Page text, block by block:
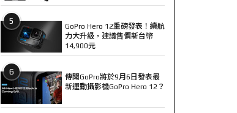
5
GoPro Hero 12重磅發表！續航
力大升級，建議售價新台幣
14,900元
6
傳聞GoPro將於9月6日發表最
新運動攝影機GoPro Hero 12？